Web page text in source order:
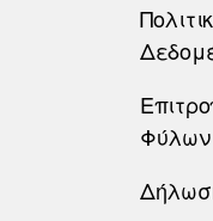
Φύλων